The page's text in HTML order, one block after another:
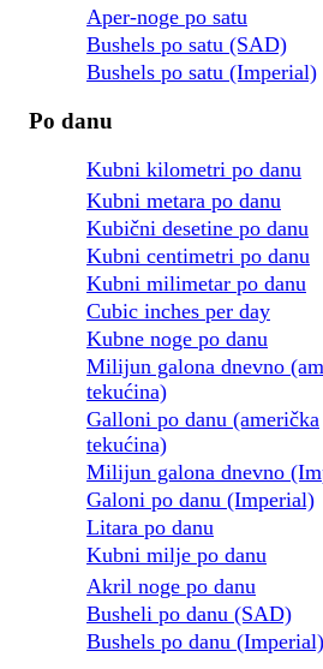
Aper-noge po satu
Bushels po satu (SAD)
Bushels po satu (Imperial)
Po danu
Kubni kilometri po danu
Kubni metara po danu
Kubični desetine po danu
Kubni centimetri po danu
Kubni milimetar po danu
Cubic inches per day
Kubne noge po danu
Milijun galona dnevno
tekućina)
Galloni po danu (američka
tekućina)
Milijun galona dnevno
Galoni po danu (Imperial)
Litara po danu
Kubni milje po danu
Akril noge po danu
Busheli po danu (SAD)
Bushels po danu (Imperial)